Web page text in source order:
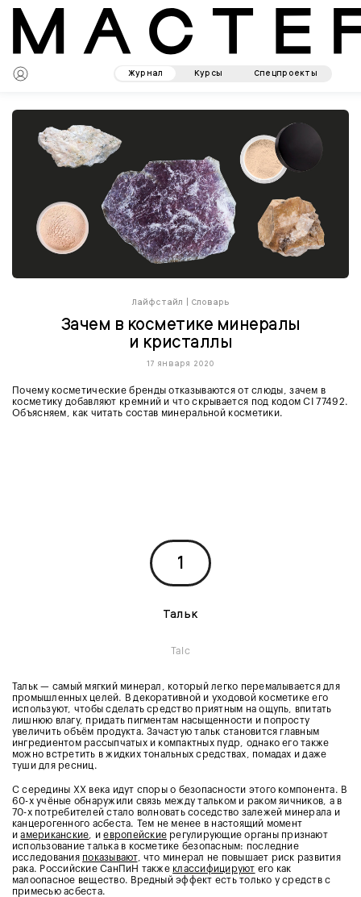
Журнал Курсы Спецпроекты
Лайфстайл Словарь
Зачем в косметике минералы
и кристаллы
17 января 2020
Почему косметические бренды отказываются от слюды, зачем в
косметику добавляют кремний и что скрывается под кодом CI 77492.
Объясняем, как читать состав минеральной косметики.
1
Тальк
Talc
Тальк — самый мягкий минерал, который легко перемалывается для
промышленных целей. В декоративной и уходовой косметике его
используют, чтобы сделать средство приятным на ощупь, впитать
лишнюю влагу, придать пигментам насыщенности и попросту
увеличить объём продукта. Зачастую тальк становится главным
ингредиентом рассыпчатых и компактных пудр, однако его также
можно встретить в жидких тональных средствах, помадах и даже
туши для ресниц.
С середины XX века идут споры о безопасности этого компонента. В
60-х учёные обнаружили связь между тальком и раком яичников, а в
70-х потребителей стало волновать соседство залежей минерала и
канцерогенного асбеста. Тем не менее в настоящий момент
иамериканские , иевропейскиерегулирующие органы признают
использование талька в косметике безопасным: последние
исследования показывают, что минерал не повышает риск развития
рака. Российские СанПиН также классифицируют его как
малоопасное вещество. Вредный эффект есть только у средств с
примесью асбеста.